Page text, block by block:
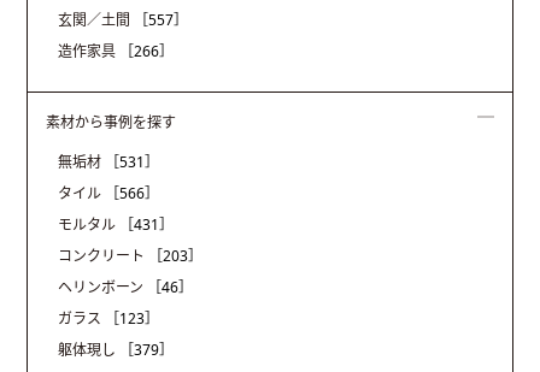
玄関／土間
［557］
造作家具
［266］
素材から事例を探す
無垢材
［531］
タイル
［566］
モルタル
［431］
コンクリート
［203］
ヘリンボーン
［46］
ガラス
［123］
躯体現し
［379］